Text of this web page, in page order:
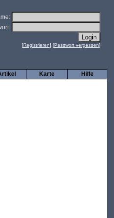
[Registrieren] [Passwort vergessen]
Hilfe
Karte